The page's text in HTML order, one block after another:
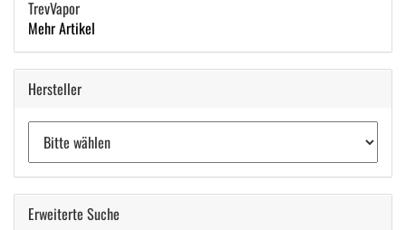
TrevVapor
Mehr Artikel
Hersteller
Erweiterte Suche